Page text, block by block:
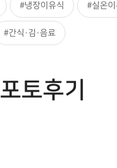
#냉장이유식 #실온이
#간식·김·음료
포토후기